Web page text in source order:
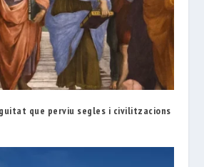
que perviu segles i civilitzacions